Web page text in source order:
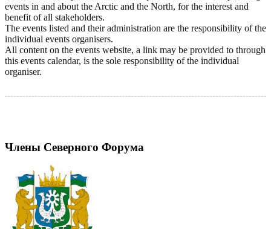
events in and about the Arctic and the North, for the interest and
benefit of all stakeholders.
The events listed and their administration are the responsibility of the
individual events organisers.
All content on the events website, a link may be provided to through
this events calendar, is the sole responsibility of the individual
organiser.
Члены Северного Форума